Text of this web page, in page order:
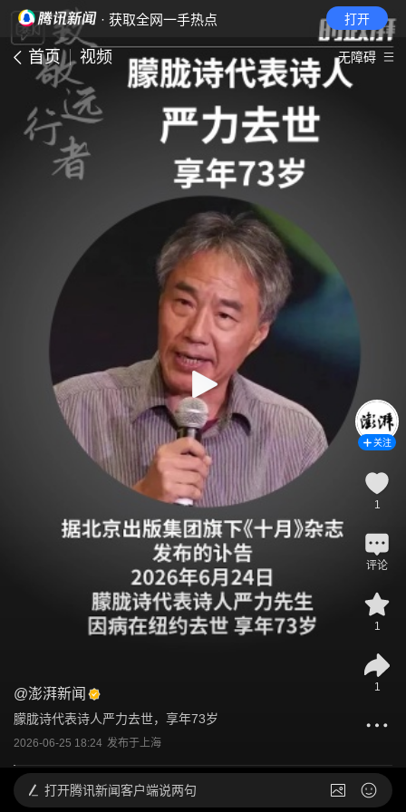
· 获取全网一手热点 打开
首页 视频 无障碍
@澎湃新闻
朦胧诗代表诗人严力去世，享年73岁
2026-06-25 18:24 发布于上海
关注
1
评论
1
1
打开腾讯新闻客户端说两句